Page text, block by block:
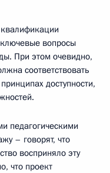
ключевые вопросы
При этом очевидно,
соответствовать
доступности,
педагогическими
– говорят, что
восприняло эту
что проект